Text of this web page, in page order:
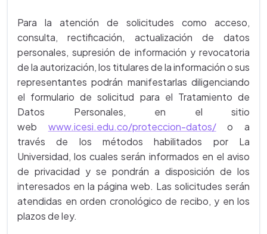
Para la atención de solicitudes como acceso,
consulta, rectificación, actualización de datos
personales, supresión de información y revocatoria
de la autorización, los titulares de la información o sus
representantes podrán manifestarlas diligenciando
el formulario de solicitud para el Tratamiento de
Datos Personales, en el sitio
web www.icesi.edu.co/proteccion-datos/o a
través de los métodos habilitados por La
Universidad, los cuales serán informados en el aviso
de privacidad y se pondrán a disposición de los
interesados en la página web. Las solicitudes serán
atendidas en orden cronológico de recibo, y en los
plazos de ley.